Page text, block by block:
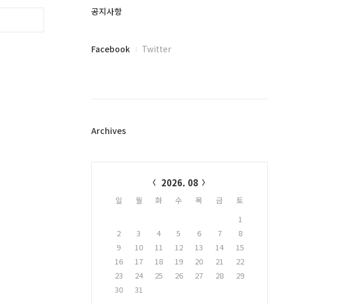
글
공지사항
페
플
Facebook Twitter
Archives
2026. 08
일 월 화 수 목 금
토
1
2
3 4 5 6 7
8
9
10 11 12 13 14
15
16
17 18 19 20 21
22
23
24 25 26 27 28
29
30
31